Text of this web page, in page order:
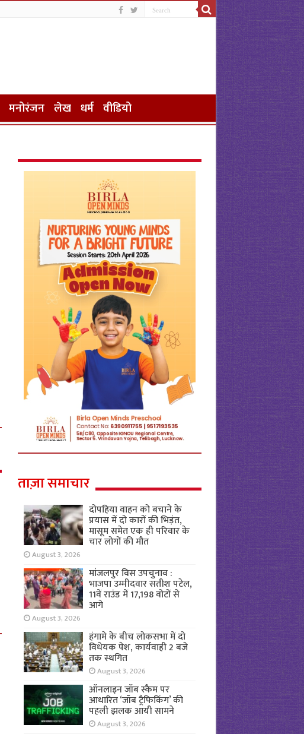
मनोरंजन लेख धर्म वीडियो
ताज़ा समाचार
दोपहिया वाहन को बचाने के
प्रयास में दो कारों की भिड़ंत,
मासूम समेत एक ही परिवार के
चार लोगों की मौत
August 3, 2026
मांजलपुर विस उपचुनाव :
भाजपा उम्मीदवार सतीश पटेल,
11वें राउंड में 17,198 वोटों से
आगे
August 3, 2026
हंगामे के बीच लोकसभा में दो
विधेयक पेश, कार्यवाही 2 बजे
तक स्थगित
August 3, 2026
ऑनलाइन जॉब स्कैम पर
आधारित ‘जॉब ट्रैफिकिंग’ की
पहली झलक आयी सामने
August 3, 2026